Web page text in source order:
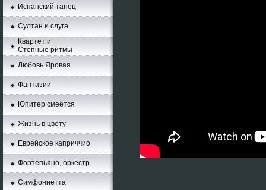
Испанский танец
Султан и слуга
Квартет и
Степные ритмы
Любовь Яровая
Фантазии
Юпитер смеётся
Жизнь в цвету
Еврейское каприччио
Фортепьяно, оркестр
Симфониетта